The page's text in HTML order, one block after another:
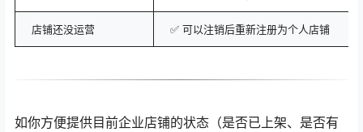
店铺还没运营 ✅ 可以注销后重新注册为个人店铺
如你方便提供目前企业店铺的状态（是否已上架、是否有